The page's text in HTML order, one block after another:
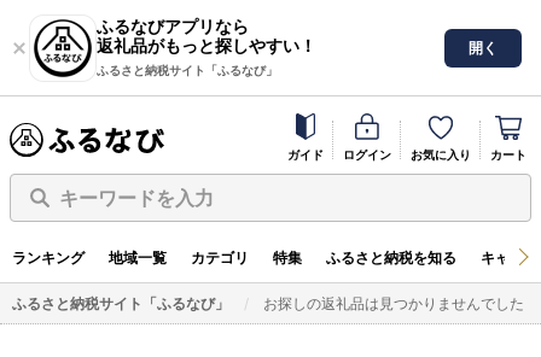
ふるなびアプリなら
返礼品がもっと探しやすい！
ふるさと納税サイト「ふるなび」
開く
ガイド ログイン お気に入り カート
キーワードを入力
ランキング 地域一覧 カテゴリ 特集 ふるさと納税を知る キャン
ふるさと納税サイト「ふるなび」 お探しの返礼品は見つかりませんでした